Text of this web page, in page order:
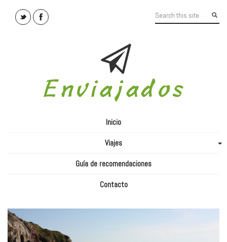
Inicio
Viajes
Guía de recomendaciones
Contacto